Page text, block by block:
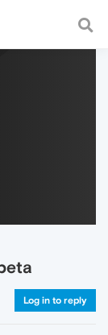
and
Log in to reply